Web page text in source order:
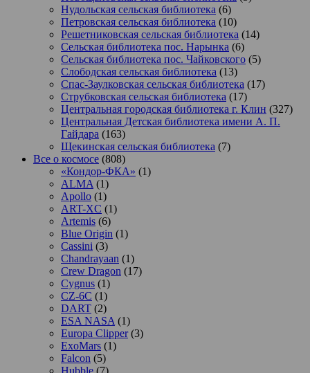
Нудольская сельская библиотека (6)
Петровская сельская библиотека (10)
Решетниковская сельская библиотека (14)
Сельская библиотека пос. Нарынка (6)
Сельская библиотека пос. Чайковского (5)
Слободская сельская библиотека (13)
Спас-Заулковская сельская библиотека (17)
Струбковская сельская библиотека (17)
Центральная городская библиотека г. Клин (327)
Центральная Детская библиотека имени А. П.
Гайдара (163)
Щекинская сельская библиотека (7)
Все о космосе (808)
«Кондор-ФКА» (1)
ALMA (1)
Apollo (1)
ART-XC (1)
Artemis (6)
Blue Origin (1)
Cassini (3)
Chandrayaan (1)
Crew Dragon (17)
Cygnus (1)
CZ-6C (1)
DART (2)
ESA NASA (1)
Europa Clipper(3)
ExoMars (1)
Falcon (5)
Hubble (7)